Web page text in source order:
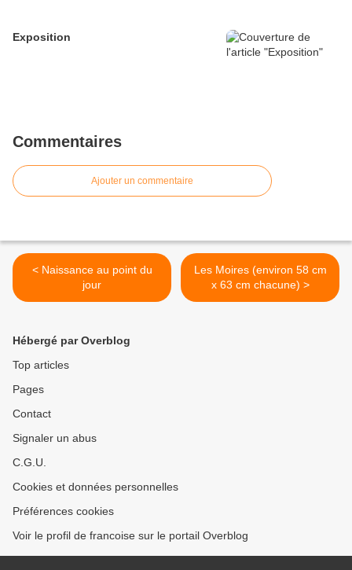
Exposition
Commentaires
Ajouter un commentaire
< Naissance au point du
jour
Les Moires (environ 58 cm
x 63 cm chacune) >
Hébergé par Overblog
Top articles
Pages
Contact
Signaler un abus
C.G.U.
Cookies et données personnelles
Préférences cookies
Voir le profil de francoise sur le portail Overblog